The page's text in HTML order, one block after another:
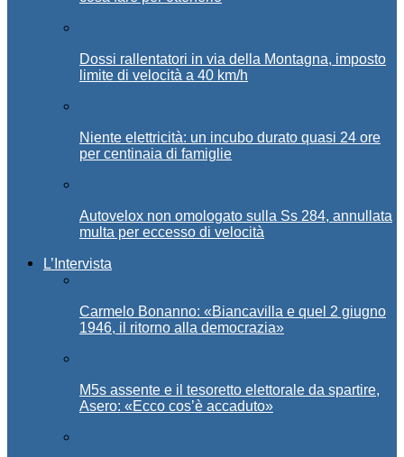
Dossi rallentatori in via della Montagna, imposto
limite di velocità a 40 km/h
Niente elettricità: un incubo durato quasi 24 ore
per centinaia di famiglie
Autovelox non omologato sulla Ss 284, annullata
multa per eccesso di velocità
L’Intervista
Carmelo Bonanno: «Biancavilla e quel 2 giugno
1946, il ritorno alla democrazia»
M5s assente e il tesoretto elettorale da spartire,
Asero: «Ecco cos’è accaduto»